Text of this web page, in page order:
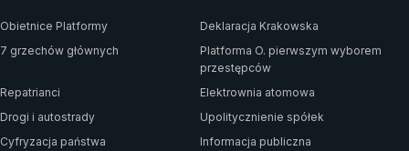
Obietnice Platformy
Deklaracja Krakowska
7 grzechów głównych
Platforma O. pierwszym wyborem
przestępców
Repatrianci
Elektrownia atomowa
Drogi i autostrady
Upolitycznienie spółek
Cyfryzacja państwa
Informacja publiczna